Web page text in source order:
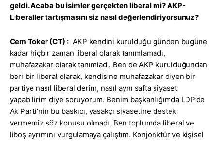
geldi. Acaba bu isimler gerçekten liberal mi? AKP-
Liberaller tartışmasını siz nasıl değerlendiriyorsunuz?
Cem Toker (CT) : AKP kendini kurulduğu günden bugüne
kadar hiçbir zaman liberal olarak tanımlamadı,
muhafazakar olarak tanımladı. Ben de AKP kurulduğundan
beri bir liberal olarak, kendisine muhafazakar diyen bir
partiye nasıl liberal derim, nasıl aynı safta siyaset
yapabilirim diye soruyorum. Benim başkanlığımda LDP’de
Ak Parti’nin bu baskıcı, yasakçı siyasetine destek
vermemiz söz konusu olmadı. Ben toplumda liberal ve
liboş ayrımını vurgulamaya çalıştım. Konjonktür ve kişisel